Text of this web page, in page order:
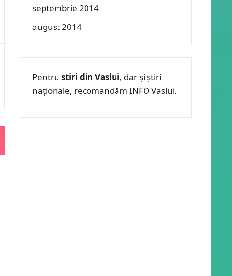
septembrie 2014
august 2014
Pentru stiri din Vaslui, dar și știri
naționale, recomandăm INFO Vaslui.